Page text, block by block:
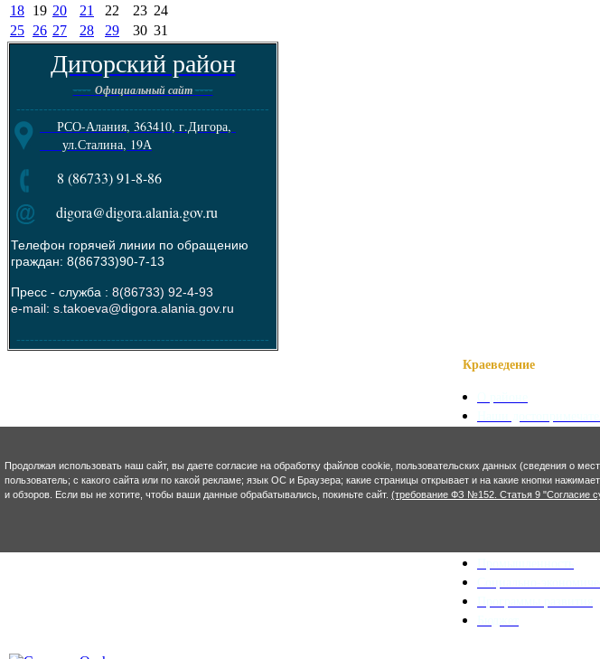
18 19 20 21 22 23 24
25 26 27 28 29 30 31
Дигорский район
---- Официальный сайт----
--------------------------------------------------------
РСО-Алания, 363410, г.Дигора,
ул.Сталина, 19А
8 (86733) 91-8-86
digora@digora.alania.gov.ru
Телефон горячей линии по обращению
граждан: 8(86733)90-7-13
Пресс - служба : 8(86733) 92-4-93
e-mail: s.takoeva@digora.alania.gov.ru
--------------------------------------------------------
Краеведение
Фотогалерея
Продолжая использовать наш сайт, вы даете согласие на обработку файлов cookie, пользовательских данных (сведения о
пользователь; с какого сайта или по какой рекламе; язык ОС и Браузера; какие страницы открывает и на какие кнопки
и обзоров. Если вы не хотите, чтобы ваши данные обрабатывались, покиньте сайт. (требование ФЗ №152. Статья 9 "Согласие